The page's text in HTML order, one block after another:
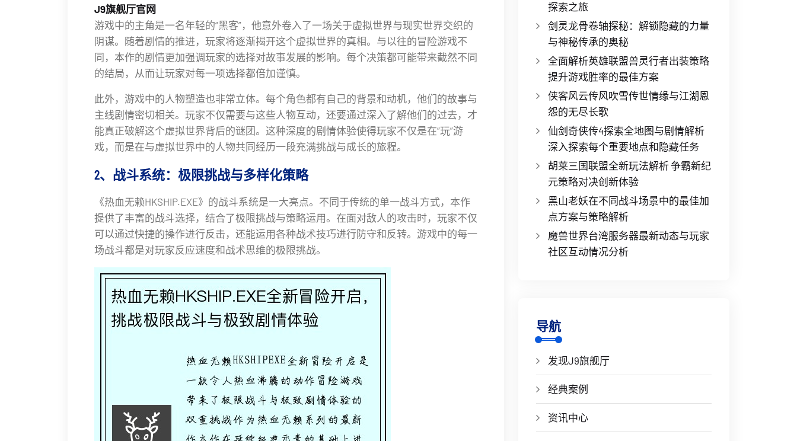
J9旗舰厅官网
游戏中的主角是一名年轻的“黑客”，他意外卷入了一场关于虚拟世界与现实世界交织的
阴谋。随着剧情的推进，玩家将逐渐揭开这个虚拟世界的真相。与以往的冒险游戏不
同，本作的剧情更加强调玩家的选择对故事发展的影响。每个决策都可能带来截然不同
的结局，从而让玩家对每一项选择都倍加谨慎。
此外，游戏中的人物塑造也非常立体。每个角色都有自己的背景和动机，他们的故事与
主线剧情密切相关。玩家不仅需要与这些人物互动，还要通过深入了解他们的过去，才
能真正破解这个虚拟世界背后的谜团。这种深度的剧情体验使得玩家不仅是在“玩”游
戏，而是在与虚拟世界中的人物共同经历一段充满挑战与成长的旅程。
2、战斗系统：极限挑战与多样化策略
《热血无赖HKSHIP.EXE》的战斗系统是一大亮点。不同于传统的单一战斗方式，本作
提供了丰富的战斗选择，结合了极限挑战与策略运用。在面对敌人的攻击时，玩家不仅
可以通过快捷的操作进行反击，还能运用各种战术技巧进行防守和反转。游戏中的每一
场战斗都是对玩家反应速度和战术思维的极限挑战。
探索之旅
剑灵龙骨卷轴探秘：解锁隐藏的力量
与神秘传承的奥秘
全面解析英雄联盟兽灵行者出装策略
提升游戏胜率的最佳方案
侠客风云传风吹雪传世情缘与江湖恩
怨的无尽长歌
仙剑奇侠传4探索全地图与剧情解析
深入探索每个重要地点和隐藏任务
胡莱三国联盟全新玩法解析 争霸新纪
元策略对决创新体验
黑山老妖在不同战斗场景中的最佳加
点方案与策略解析
魔兽世界台湾服务器最新动态与玩家
社区互动情况分析
导航
发现J9旗舰厅
经典案例
资讯中心